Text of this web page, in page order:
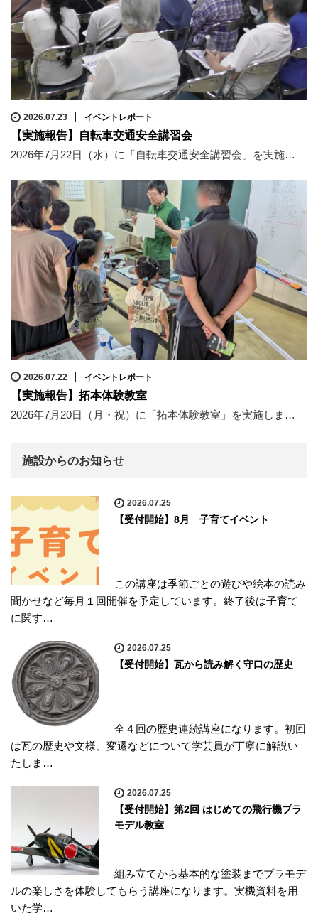
2026.07.23 イベントレポート
【実施報告】自転車交通安全講習会
2026年7月22日（水）に「自転車交通安全講習会」を実施…
2026.07.22 イベントレポート
【実施報告】拓本体験教室
2026年7月20日（月・祝）に「拓本体験教室」を実施しま…
施設からのお知らせ
2026.07.25
【受付開始】8月 子育てイベント
この講座は季節ごとの遊びや絵本の読み
聞かせなど毎月１回開催を予定しています。終了後は子育て
に関す…
2026.07.25
【受付開始】瓦から読み解く守口の歴史
全４回の歴史連続講座になります。初回
は瓦の歴史や文様、変遷などについて学芸員が丁寧に解説い
たしま…
2026.07.25
【受付開始】第2回 はじめての飛行機プラ
モデル教室
組み立てから基本的な塗装までプラモデ
ルの楽しさを体験してもらう講座になります。実機資料を用
いた学…